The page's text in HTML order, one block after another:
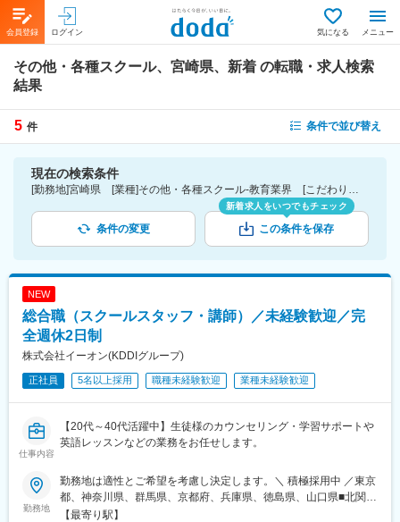
会員登録 ログイン 気になる メニュー
その他・各種スクール、宮崎県、新着 の転職・求人検索
結果
5 件 条件で並び替え
現在の検索条件
[勤務地]宮崎県 [業種]その他・各種スクール-教育業界 [こだわり条件ピックアップ]新着
条件の変更
新着求人をいつでもチェック
この条件を保存
NEW
総合職（スクールスタッフ・講師）／未経験歓迎／完
全週休2日制
株式会社イーオン(KDDIグループ)
正社員 5名以上採用 職種未経験歓迎 業種未経験歓迎
仕事内容
【20代～40代活躍中】生徒様のカウンセリング・学習サポートや
英語レッスンなどの業務をお任せします。
勤務地
勤務地は適性とご希望を考慮し決定します。＼ 積極採用中 ／東京
都、神奈川県、群馬県、京都府、兵庫県、徳島県、山口県■北関東
茨城 / つくば群馬 / 前橋、高崎■首都圏東京 / 新宿、池袋、蒲田、
【最寄り駅】